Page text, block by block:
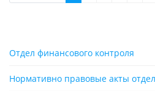
Отдел финансового контроля
Нормативно правовые акты